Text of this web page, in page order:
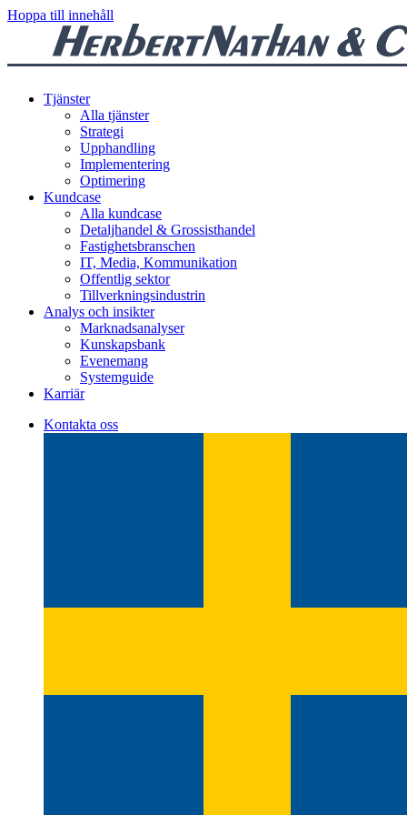
Hoppa till innehåll
Tjänster
Alla tjänster
Strategi
Upphandling
Implementering
Optimering
Kundcase
Alla kundcase
Detaljhandel & Grossisthandel
Fastighetsbranschen
IT, Media, Kommunikation
Offentlig sektor
Tillverkningsindustrin
Analys och insikter
Marknadsanalyser
Kunskapsbank
Evenemang
Systemguide
Karriär
Kontakta oss